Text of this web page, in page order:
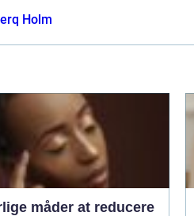
Holm
måder at reducere